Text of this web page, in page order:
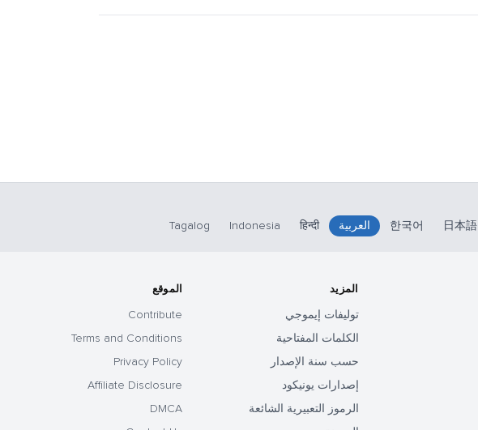
日本語
한국어 العربية हिन्दी
Indonesia
Tagalog
المزيد
توليفات إيموجي
الكلمات المفتاحية
حسب سنة الإصدار
إصدارات يونيكود
الرموز التعبيرية الشائعة
الموقع
Contribute
Terms and Conditions
Privacy Policy
Affiliate Disclosure
DMCA